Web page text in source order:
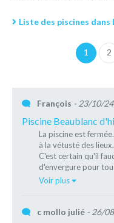
Liste des piscines
1 2
François - 23/10/24
Piscine Beaublanc
La piscine est
à la vétusté des
C'est certain qu'il
d'envergure pour
Voir plus
c mollo julié - 26/